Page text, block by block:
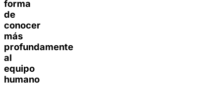
forma
de
conocer
más
profundamente
al
equipo
humano